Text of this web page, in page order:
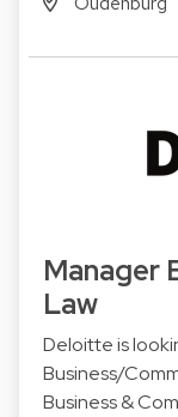
Manager
Law
Deloitte is
Business/
Business &